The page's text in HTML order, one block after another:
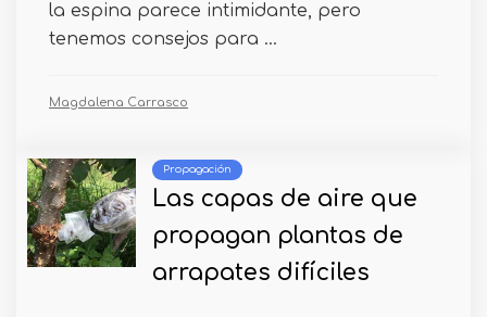
la espina parece intimidante, pero
tenemos consejos para ...
Magdalena Carrasco
Propagación
Las capas de aire que
propagan plantas de
arrapates difíciles